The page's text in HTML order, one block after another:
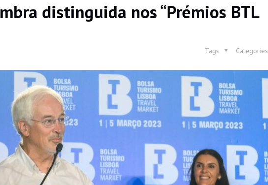
distinguida nos “Prémios BTL
Categories
Tags